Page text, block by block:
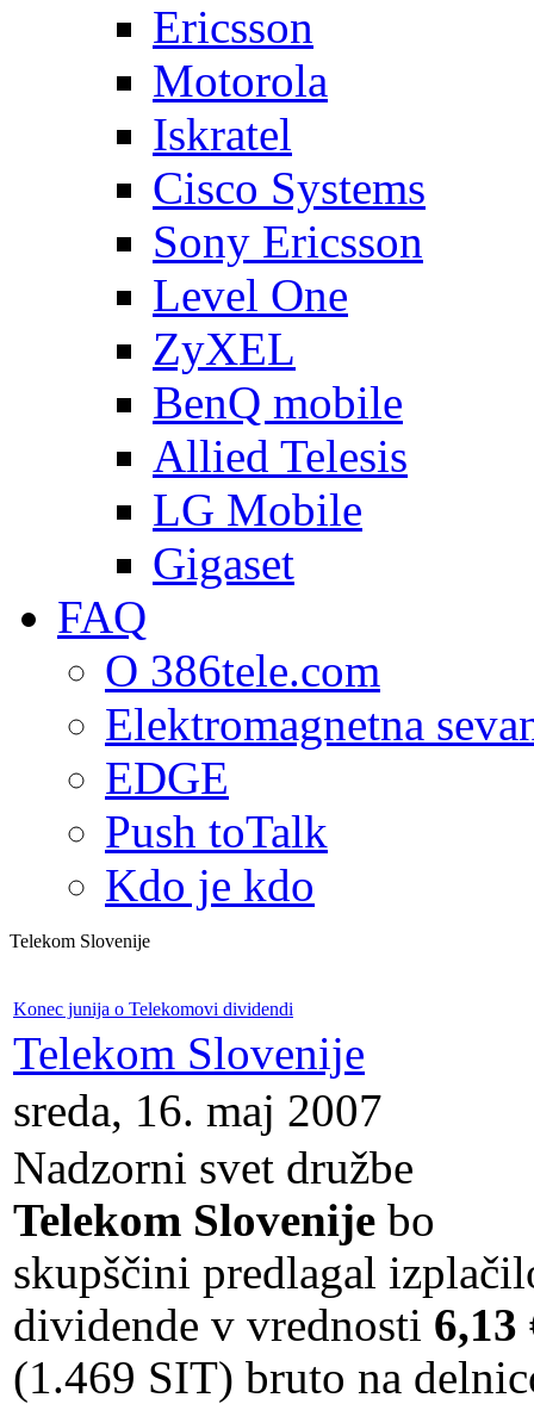
Ericsson
Motorola
Iskratel
Cisco Systems
Sony Ericsson
Level One
ZyXEL
BenQ mobile
Allied Telesis
LG Mobile
Gigaset
FAQ
O 386tele.com
Elektromagnetna
EDGE
Push toTalk
Kdo je kdo
Telekom Slovenije
Konec junija o Telekomovi dividendi
Telekom Slovenije
sreda, 16. maj 2007
Nadzorni svet družbe
Telekom Slovenije bo
skupščini predlagal
dividende v vrednosti 6,13
(1.469 SIT) bruto na